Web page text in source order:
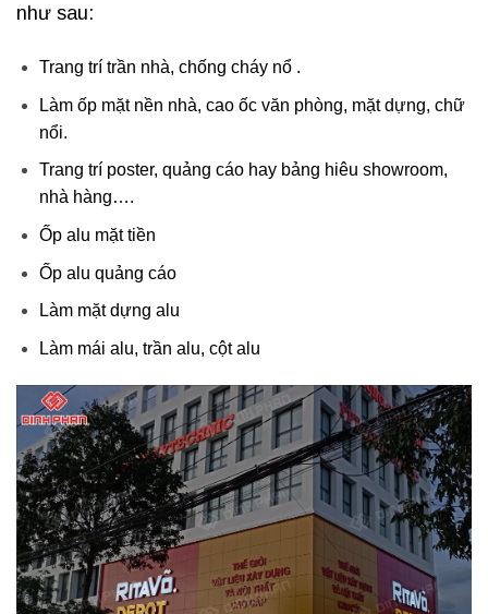
như sau:
Trang trí trần nhà, chống cháy nổ .
Làm ốp mặt nền nhà, cao ốc văn phòng, mặt dựng, chữ
nổi.
Trang trí poster, quảng cáo hay bảng hiêu showroom,
nhà hàng….
Ốp alu mặt tiền
Ốp alu quảng cáo
Làm mặt dựng alu
Làm mái alu, trần alu, cột alu